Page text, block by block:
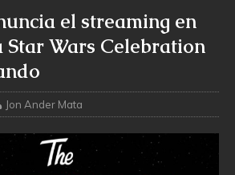
el streaming en
Star Wars Celebration
Jon Ander Mata